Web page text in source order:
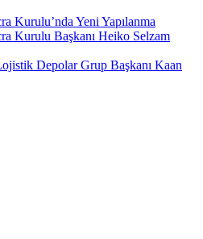
Kurulu’nda Yeni Yapılanma
Kurulu Başkanı Heiko Selzam
Depolar Grup Başkanı Kaan